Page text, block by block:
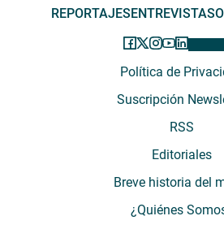
REPORTAJES ENTREVISTAS
Política de
Suscripción
RSS
Editoriales
Breve historia del
¿Quiénes